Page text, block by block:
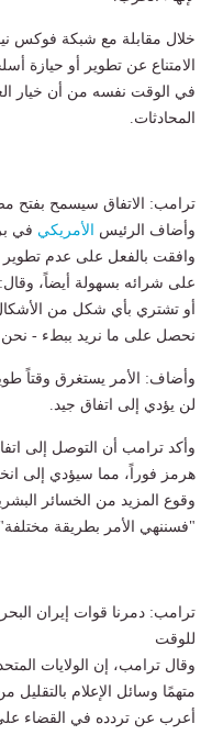
خلال مقابلة مع شبكة فوكس
الامتناع عن تطوير أو حيازة
في الوقت نفسه من أن خيار
المحادثات.
ترامب: الاتفاق سيسمح بفتح
وأضاف الرئيس
الأمريكي في
وافقت بالفعل على عدم تطوير
على شرائه بسهولة أيضاً،
أو تشتري بأي شكل من
نحصل على ما نريد ببطء - نحن
وأضاف: الأمر يستغرق وقتاً
لن يؤدي إلى اتفاق جيد.
وأكد ترامب أن التوصل إلى
هرمز فوراً، مما سيؤدي إلى
وقوع المزيد من الخسائر
"فسننهي الأمر بطريقة
ترامب: دمرنا قوات إيران
للوقت
وقال ترامب، إن الولايات
متهمًا وسائل الإعلام
أعرب عن تردده في القضاء